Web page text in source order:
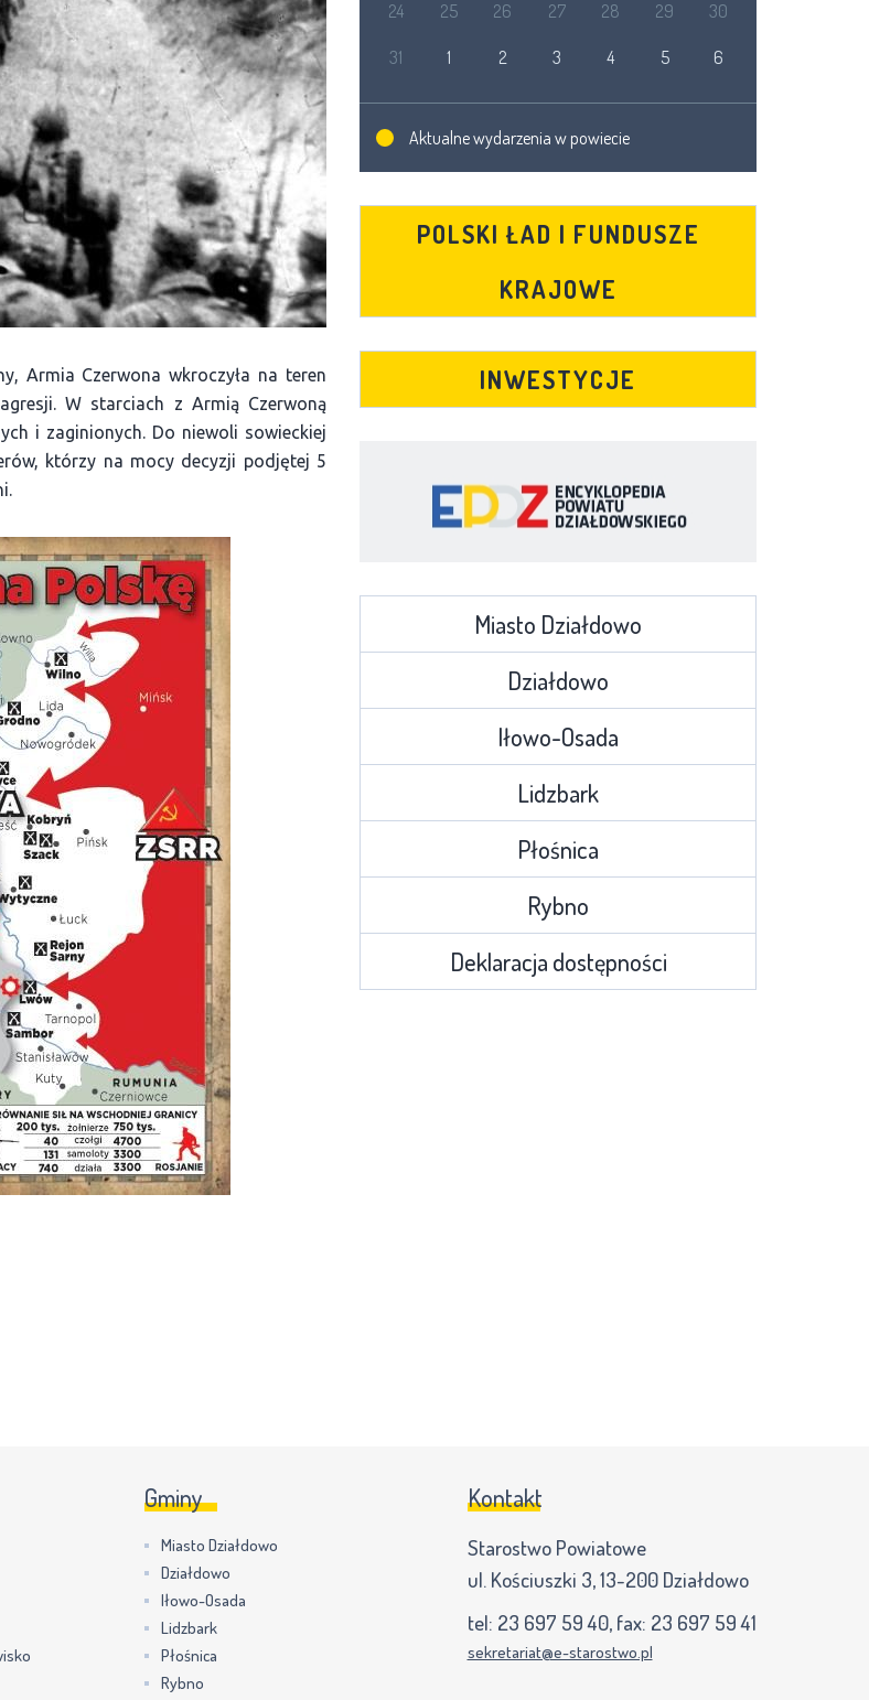
Armia Czerwona wkroczyła na teren
W starciach z Armią Czerwoną
i zaginionych. Do niewoli sowieckiej
którzy na mocy decyzji podjętej 5
24 25 26 27 28 29 30
31 1 2 3 4 5 6
Aktualne wydarzenia w powiecie
POLSKI ŁAD I FUNDUSZE
KRAJOWE
INWESTYCJE
Miasto Działdowo
Działdowo
Iłowo-Osada
Lidzbark
Płośnica
Rybno
Deklaracja dostępności
Gminy
Miasto Działdowo
Działdowo
Iłowo-Osada
Lidzbark
Płośnica
Rybno
Kontakt
Starostwo Powiatowe
ul. Kościuszki 3, 13-200 Działdowo
tel: 23 697 59 40, fax: 23 697 59 41
sekretariat@e-starostwo.pl